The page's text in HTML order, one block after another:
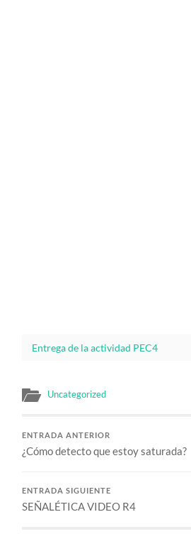
Entrega de la actividad PEC4
Uncategorized
ENTRADA ANTERIOR
¿Cómo detecto que estoy saturada?
ENTRADA SIGUIENTE
SEÑALÉTICA VIDEO R4